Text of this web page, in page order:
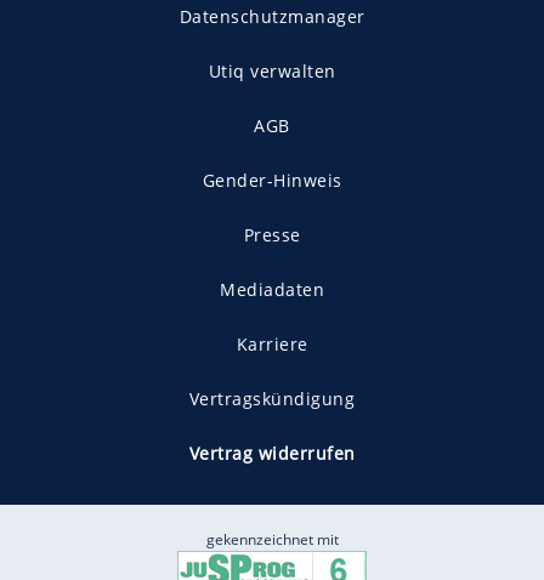
Datenschutzmanager
Utiq verwalten
AGB
Gender-Hinweis
Presse
Mediadaten
Karriere
Vertragskündigung
Vertrag widerrufen
gekennzeichnet mit